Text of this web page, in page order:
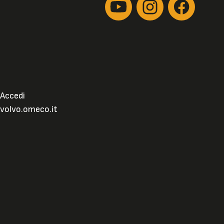
Accedi
volvo.omeco.it